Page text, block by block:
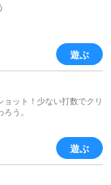
遊ぶ
ット！少ない打数でクリ
う。
遊ぶ